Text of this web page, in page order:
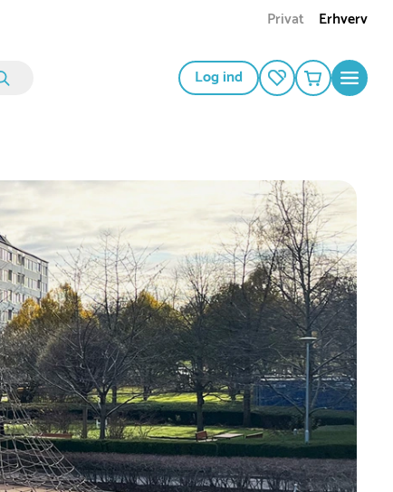
Privat Erhverv
Log ind